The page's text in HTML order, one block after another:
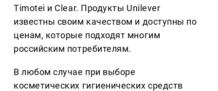
Timotei и Clear. Продукты Unilever
известны своим качеством и доступны по
ценам, которые подходят многим
российским потребителям.
В любом случае при выборе
косметических гигиенических средств